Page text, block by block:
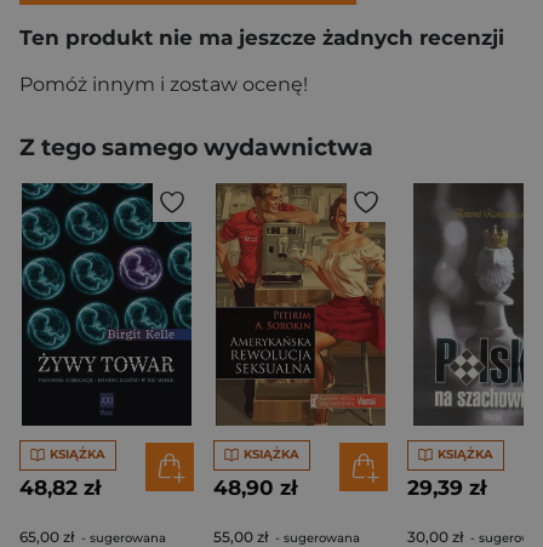
Ten produkt nie ma jeszcze żadnych recenzji
Pomóż innym i zostaw ocenę!
Z tego samego wydawnictwa
KSIĄŻKA
48,82 zł
65,00 zł - sugerowana
KSIĄŻKA
48,90 zł
55,00 zł - sugerowana
KSIĄŻKA
29,39 zł
30,00 zł -